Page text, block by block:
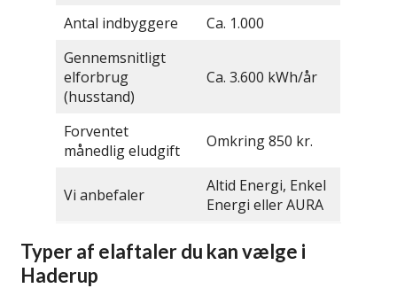
Antal indbyggere
Ca. 1.000
Gennemsnitligt
elforbrug
(husstand)
Ca. 3.600 kWh/år
Forventet
månedlig eludgift
Omkring 850 kr.
Vi anbefaler
Altid Energi, Enkel
Energi eller AURA
Typer af elaftaler du kan vælge i
Haderup